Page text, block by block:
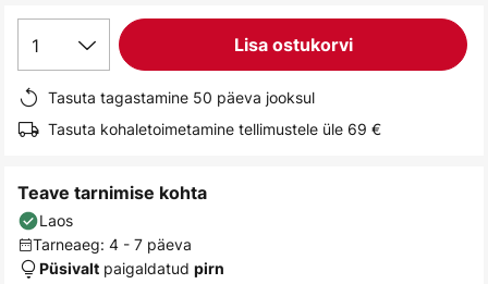
gallery
1 Lisa ostukorvi
Tasuta tagastamine 50 päeva jooksul
Tasuta kohaletoimetamine tellimustele üle 69 €
Teave tarnimise kohta
Laos
Tarneaeg: 4 - 7 päeva
Püsivalt paigaldatud pirn